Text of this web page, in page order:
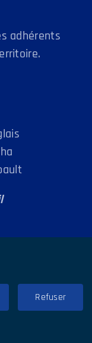
adhérents
de confidentialité|
Refuser